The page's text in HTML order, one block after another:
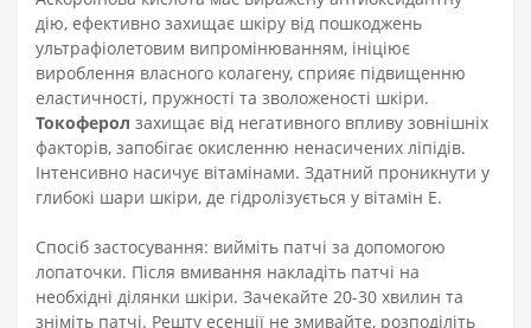
дію, ефективно захищає шкіру від пошкоджень
ультрафіолетовим випромінюванням, ініціює
вироблення власного колагену, сприяє підвищенню
еластичності, пружності та зволоженості шкіри.
Токоферол захищає від негативного впливу зовнішніх
факторів, запобігає окисленню ненасичених ліпідів.
Інтенсивно насичує вітамінами. Здатний проникнути у
глибокі шари шкіри, де гідролізується у вітамін Е.
Спосіб застосування: вийміть патчі за допомогою
лопаточки. Після вмивання накладіть патчі на
необхідні ділянки шкіри. Зачекайте 20-30 хвилин та
зніміть патчі. Решту есенції не змивайте, розподіліть